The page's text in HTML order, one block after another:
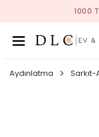
Aydınlatma Sarkıt-